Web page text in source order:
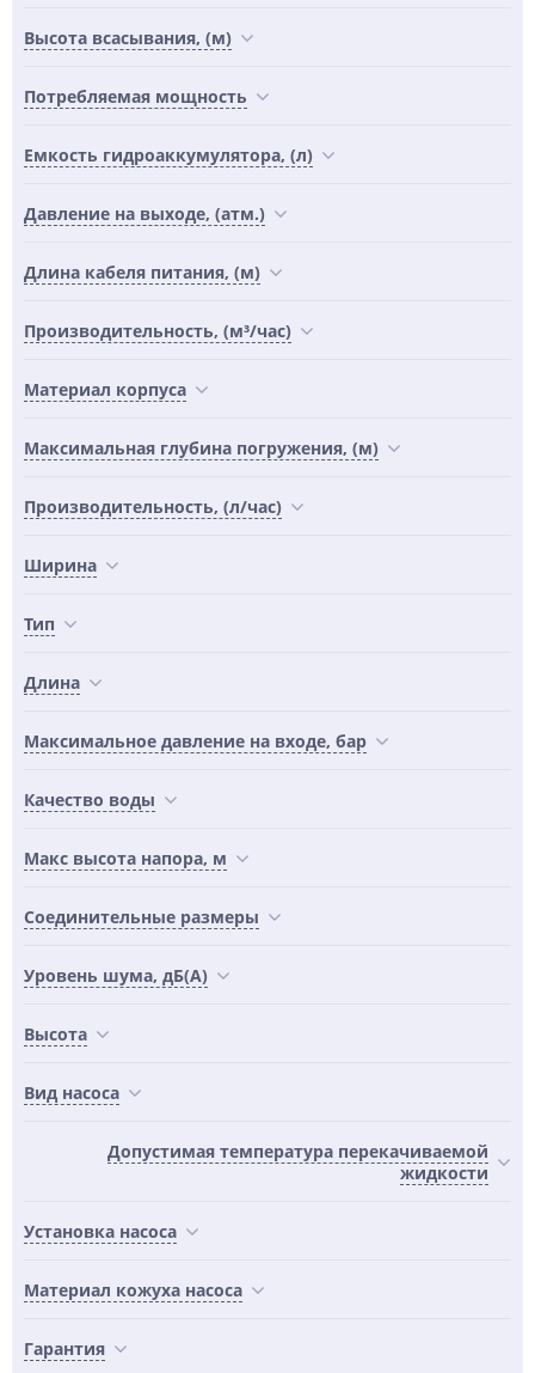
Высота всасывания, (м)
Потребляемая мощность
Емкость гидроаккумулятора, (л)
Давление на выходе, (атм.)
Длина кабеля питания, (м)
Производительность, (м³/час)
Материал корпуса
Максимальная глубина погружения, (м)
Производительность, (л/час)
Ширина
Тип
Длина
Максимальное давление на входе, бар
Качество воды
Maкс высота напора, м
Соединительные размеры
Уровень шума, дБ(А)
Высота
Вид насоса
Допустимая температура перекачиваемой
жидкости
Установка насоса
Материал кожуха насоса
Гарантия